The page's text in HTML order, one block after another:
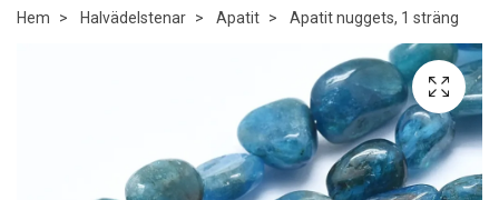
Hem Halvädelstenar Apatit Apatit nuggets, 1 sträng